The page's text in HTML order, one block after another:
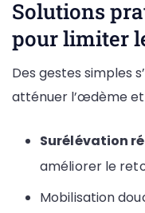
Solutions
pour limiter
Des gestes simples
atténuer l’œdème
Surélévation
améliorer le
Mobilisation